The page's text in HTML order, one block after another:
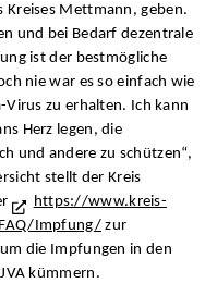
Kreises Mettmann, geben.
und bei Bedarf dezentrale
ist der bestmögliche
nie war es so einfach wie
zu erhalten. Ich kann
Herz legen, die
und andere zu schützen“,
stellt der Kreis
https://www.kreis-
Impfung/zur
die Impfungen in den
kümmern.